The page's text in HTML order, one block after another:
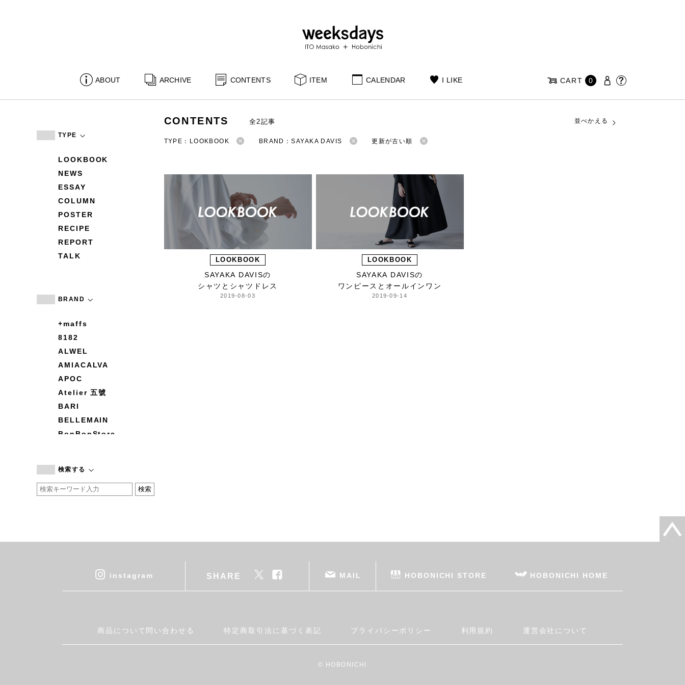
ABOUT ARCHIVE CONTENTS ITEM CALENDAR I LIKE CART 0
TYPE
LOOKBOOK
NEWS
ESSAY
COLUMN
POSTER
RECIPE
REPORT
TALK
BRAND
+maffs
8182
ALWEL
AMIACALVA
APOC
Atelier 五號
BARI
BELLEMAIN
BonBonStore
by basics
CATWORTH
cohan
DEAN & DELUCA
Fatima Morocco
検索する
CONTENTS 全2記事 並べかえる
TYPE：LOOKBOOK BRAND：SAYAKA DAVIS 更新が古い順
LOOKBOOK
SAYAKA DAVISの
シャツとシャツドレス
2019-08-03
LOOKBOOK
SAYAKA DAVISの
ワンピースとオールインワン
2019-09-14
instagram SHARE MAIL HOBONICHI STORE HOBONICHI HOME
商品について問い合わせる 特定商取引法に基づく表記 プライバシーポリシー 利用規約 運営会社について
© HOBONICHI